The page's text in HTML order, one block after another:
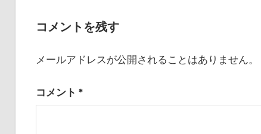
ナ
ビ
ー
投
コメントを残す
メールアドレスが公開されることはありません。
コメント *